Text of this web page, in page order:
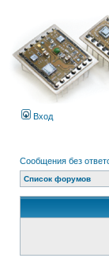
Вход
Сообщения без
Список форумов